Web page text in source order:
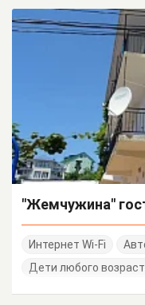
"Жемчужина"
Интернет Wi-Fi
Дети любого